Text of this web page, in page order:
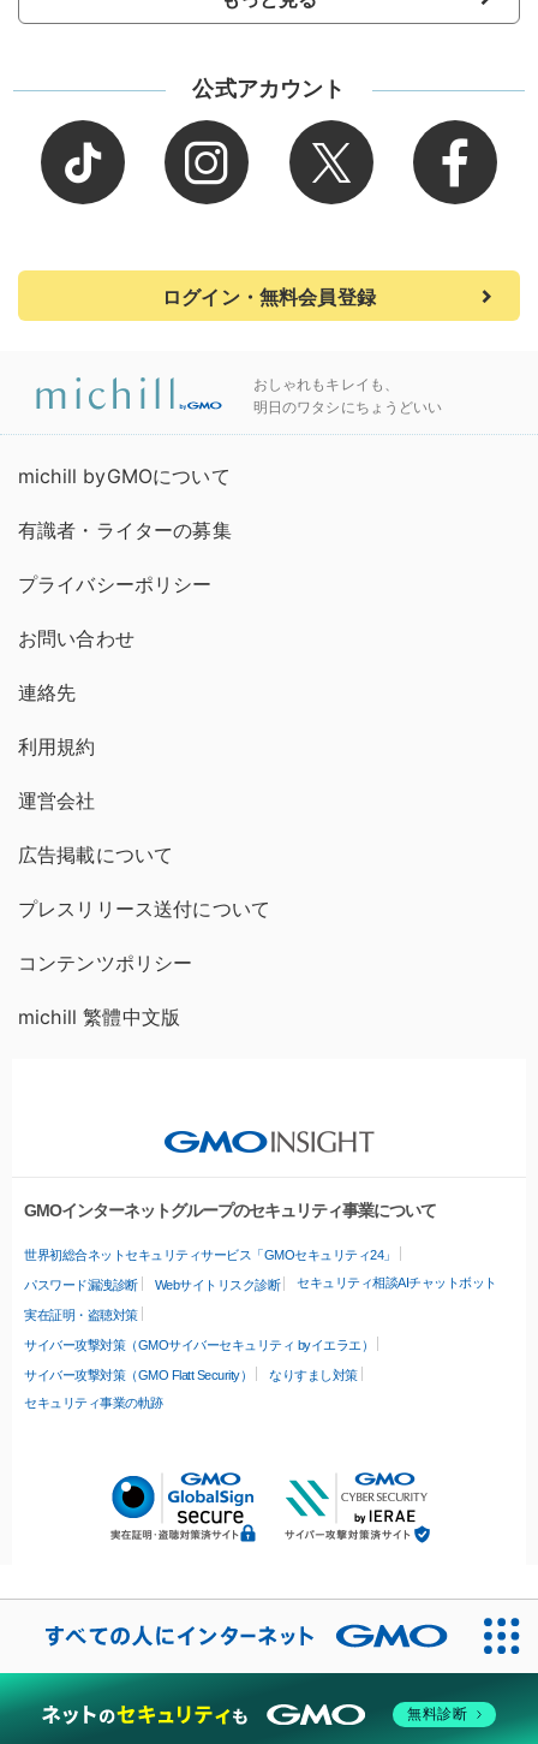
公式アカウント
ログイン・無料会員登録
おしゃれもキレイも、
明日のワタシにちょうどいい
michill byGMOについて
有識者・ライターの募集
プライバシーポリシー
お問い合わせ
連絡先
利用規約
運営会社
広告掲載について
プレスリリース送付について
コンテンツポリシー
michill 繁體中文版
GMOインターネットグループのセキュリティ事業について
世界初総合ネットセキュリティサービス「GMOセキュリティ24」
パスワード漏洩診断 Webサイトリスク診断 セキュリティ相談AIチャットボット
実在証明・盗聴対策
サイバー攻撃対策（GMOサイバーセキュリティ byイエラエ）
サイバー攻撃対策（GMO Flatt Security）
なりすまし対策
セキュリティ事業の軌跡
無料診断